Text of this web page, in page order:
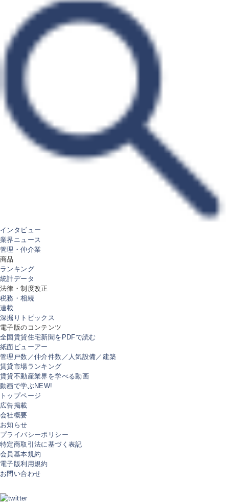
インタビュー
業界ニュース
管理・仲介業
商品
ランキング
統計データ
法律・制度改正
税務・相続
連載
深掘りトピックス
電子版のコンテンツ
全国賃貸住宅新聞をPDFで読む
紙面ビューアー
管理戸数／仲介件数／人気設備／建築
賃貸市場ランキング
賃貸不動産業界を学べる動画
動画で学ぶNEW!
トップページ
広告掲載
会社概要
お知らせ
プライバシーポリシー
特定商取引法に基づく表記
会員基本規約
電子版利用規約
お問い合わせ